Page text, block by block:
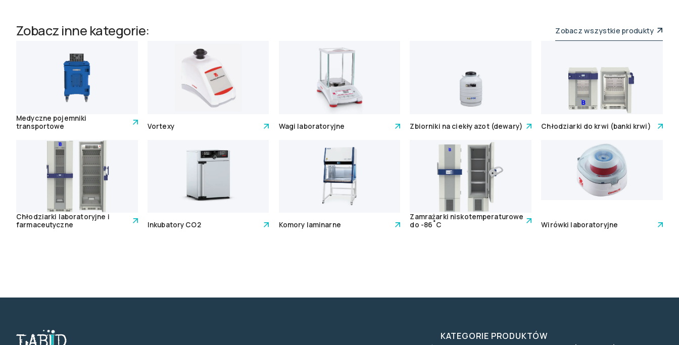
Zobacz inne kategorie: Zobacz wszystkie produkty
Medyczne pojemniki
transportowe
Vortexy Wagi laboratoryjne Zbiorniki na ciekły azot (dewary) Chłodziarki do krwi (banki krwi)
Chłodziarki laboratoryjne i
farmaceutyczne
Inkubatory CO2 Komory laminarne
Zamrażarki niskotemperaturowe
do -86˚C
Wirówki laboratoryjne
KATEGORIE PRODUKTÓW